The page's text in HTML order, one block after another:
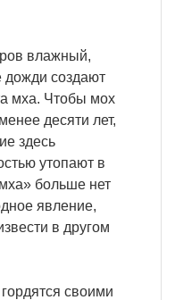
влажный,
дожди создают
мха. Чтобы мох
десяти лет,
здесь
утопают в
больше нет
явление,
в другом
своими